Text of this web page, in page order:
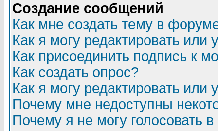
Создание сообщений
Как мне создать тему в
Как я могу редактировать или
Как присоединить подпись к
Как создать опрос?
Как я могу редактировать или
Почему мне недоступны
Почему я не могу голосовать